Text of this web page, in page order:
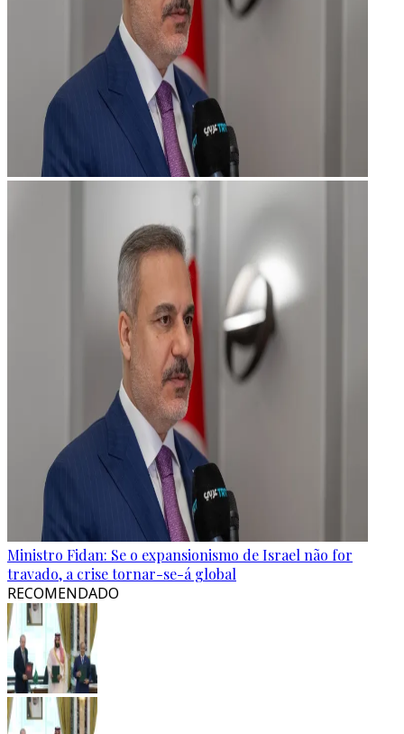
Ministro Fidan: Se o expansionismo de Israel não for
travado, a crise tornar-se-á global
RECOMENDADO